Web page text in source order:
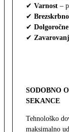
✔ Varnost –
✔
✔
✔
SODOBNO
SEKANCE
Tehnološko
maksimalno